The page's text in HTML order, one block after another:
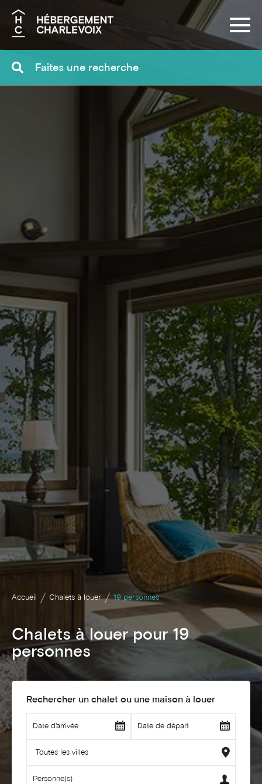
Recherche
Accueil Chalets à louer 19 personnes
Chalets à louer pour 19
personnes
Rechercher un chalet ou une maison à louer